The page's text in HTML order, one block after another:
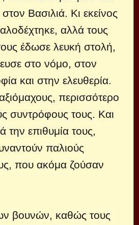
Βασιλιά. Κι εκείνος
αλλά τους
έδωσε λευκή στολή,
στο νόμο, στον
και στην ελευθερία.
περισσότερο
συντρόφους τους. Και
την επιθυμία τους,
παλιούς
που ακόμα ζούσαν
βουνών, καθώς τους